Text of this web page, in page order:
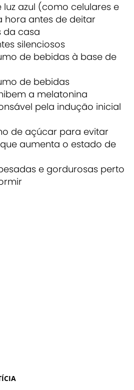
luz azul (como celulares e
hora antes de deitar
da casa
silenciosos
de bebidas à base de
de bebidas
a melatonina
pela indução inicial
de açúcar para evitar
aumenta o estado de
e gordurosas perto